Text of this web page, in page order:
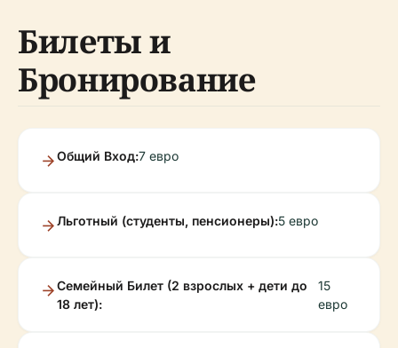
Билеты и
Бронирование
Общий Вход:7 евро
Льготный (студенты, пенсионеры):5 евро
Семейный Билет (2 взрослых + дети до
18 лет):
15
евро